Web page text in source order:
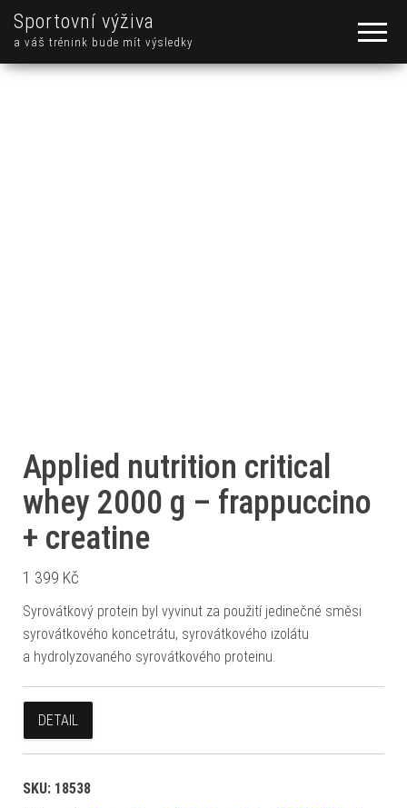
Sportovní výživa
a váš trénink bude mít výsledky
Applied nutrition critical
whey 2000 g – frappuccino
+ creatine
1 399 Kč
Syrovátkový protein byl vyvinut za použití jedinečné směsi
syrovátkového koncetrátu, syrovátkového izolátu
a hydrolyzovaného syrovátkového proteinu.
DETAIL
SKU: 18538